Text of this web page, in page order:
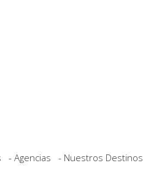
Agencias Nuestros Destinos